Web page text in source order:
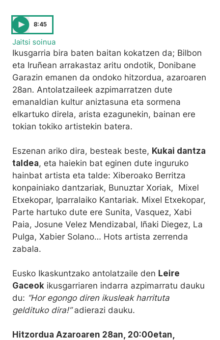
8:45
Jaitsi soinua
Ikusgarria bira baten baitan kokatzen da; Bilbon
eta Iruñean arrakastaz aritu ondotik, Donibane
Garazin emanen da ondoko hitzordua, azaroaren
28an. Antolatzaileek azpimarratzen dute
emanaldian kultur aniztasuna eta sormena
elkartuko direla, arista ezagunekin, bainan ere
tokian tokiko artistekin batera.
Eszenan ariko dira, besteak beste, Kukai dantza
taldea, eta haiekin bat eginen dute inguruko
hainbat artista eta talde: Xiberoako Berritza
konpainiako dantzariak, Bunuztar Xoriak, Mixel
Etxekopar, Iparralaiko Kantariak. Mixel Etxekopar,
Parte hartuko dute ere Sunita, Vasquez, Xabi
Paia, Josune Velez Mendizabal, Iñaki Diegez, La
Pulga, Xabier Solano… Hots artista zerrenda
zabala.
Eusko Ikaskuntzako antolatzaile den Leire
Gaceok ikusgarriaren indarra azpimarratu dauku
du: “Hor egongo diren ikusleak harrituta
geldituko dira!”adierazi dauku.
Hitzordua Azaroaren 28an, 20:00etan,